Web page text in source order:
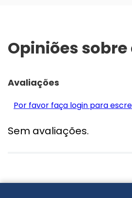
Opiniões
Avaliações
Por favor faça login para
Sem avaliações.